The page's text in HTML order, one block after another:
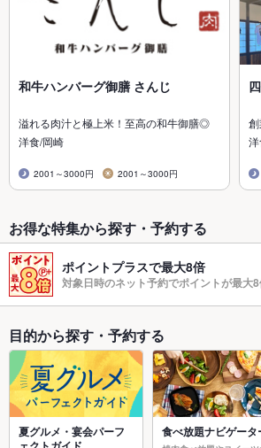
和牛ハンバーグ御膳 さんじ
溢れる肉汁と極上米！至高の和牛御膳◎
洋食/岡崎
2001～3000円 2001～3000円
お得な特集から探す・予約する
ポイントプラスで最大8倍
対象日時のネット予約でポイントが最大
目的から探す・予約する
夏グルメ・宴会パーフ
食べ放題ナビゲータ